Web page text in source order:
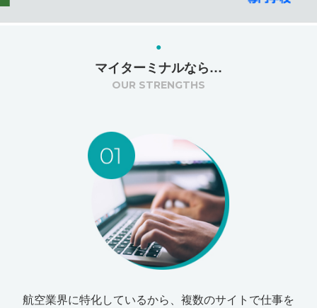
マイターミナルなら…
OUR STRENGTHS
航空業界に特化しているから、複数のサイトで仕事を